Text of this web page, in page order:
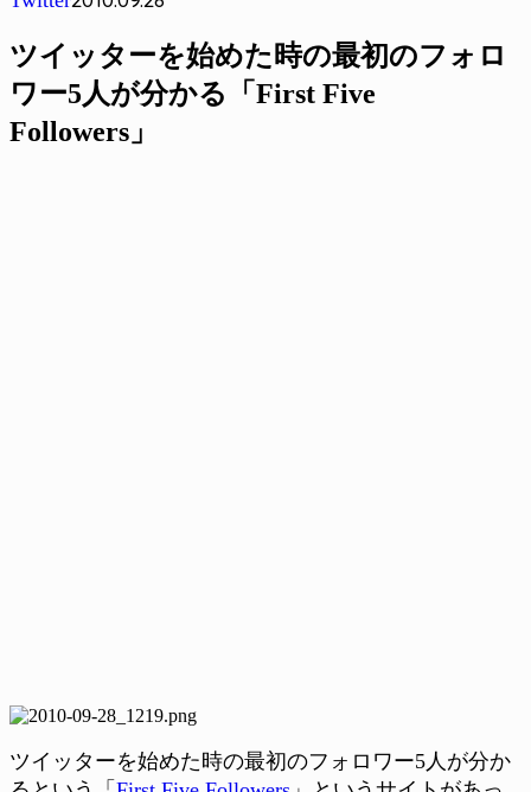
ツイッターを始めた時の最初のフォロ
ワー5人が分かる「First Five
Followers」
ツイッターを始めた時の最初のフォロワー5人が分か